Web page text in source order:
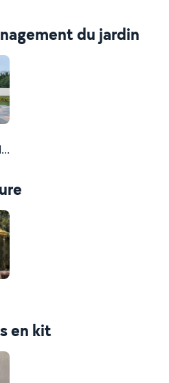
du jardin
en kit